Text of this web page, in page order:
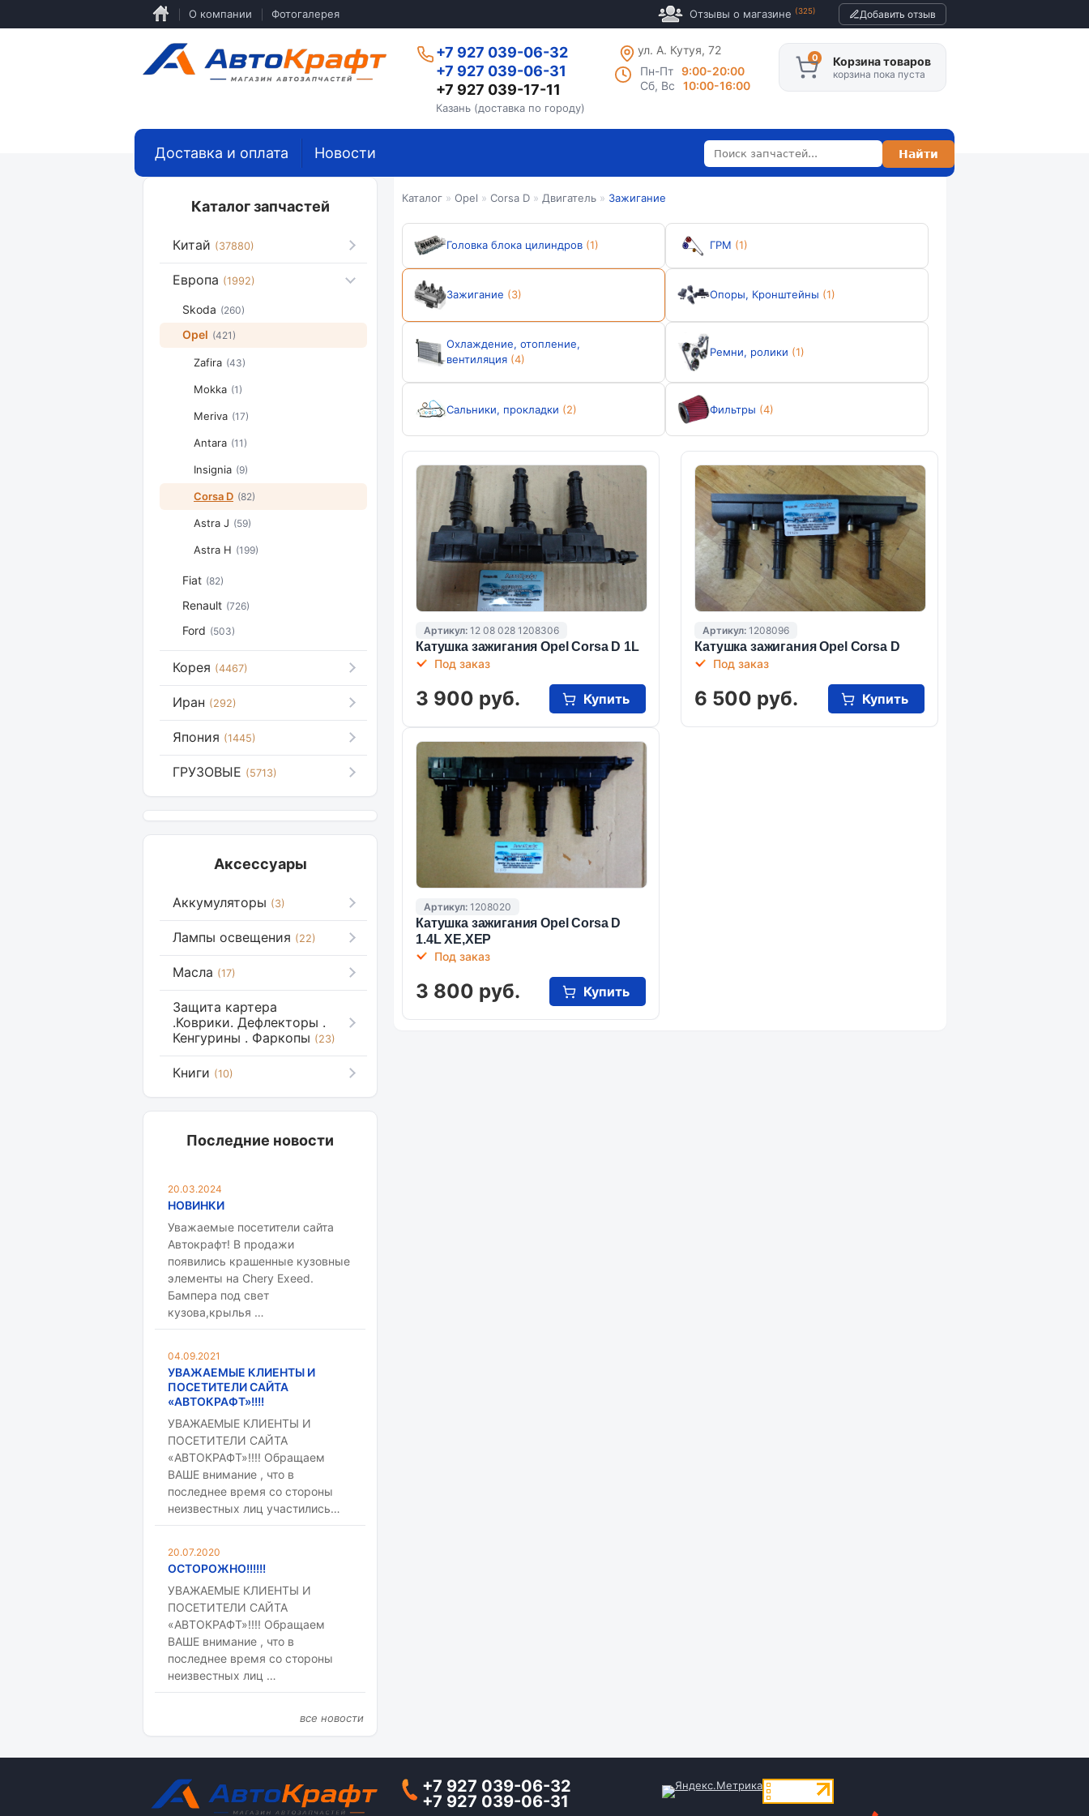
основному
О компании Фотогалерея Отзывы о магазине (325) Добавить отзыв
+7 927 039-06-32
+7 927 039-06-31
+7 927 039-17-11
Казань (доставка по городу)
ул. А. Кутуя, 72
Пн-Пт
9:00-20:00
Сб, Вс
10:00-16:00
Корзина товаров
корзина пока пуста
Каталог » Opel » Corsa D » Двигатель » Зажигание
Головка блока цилиндров (1) ГРМ (1)
Зажигание (3) Опоры, Кронштейны (1)
Охлаждение, отопление,
вентиляция (4)
Ремни, ролики (1)
Сальники, прокладки (2) Фильтры (4)
Артикул: 12 08 028 1208306
Катушка зажигания Opel Corsa D 1L
Под заказ
3 900 руб. Купить
Артикул:1208096
Катушка зажигания Opel Corsa D
Под заказ
6 500 руб. Купить
Артикул: 1208020
Катушка зажигания Opel Corsa D
1.4L XE,XEP
Под заказ
3 800 руб. Купить
Доставка и оплата Новости
Каталог запчастей
Китай (37880)
Европа (1992)
Skoda (260)
Opel (421)
Zafira (43)
Mokka (1)
Meriva (17)
Antara (11)
Insignia (9)
Corsa D (82)
Astra J (59)
Astra H (199)
Fiat (82)
Renault (726)
Ford (503)
Корея (4467)
Иран (292)
Япония (1445)
ГРУЗОВЫЕ (5713)
Аксессуары
Аккумуляторы (3)
Лампы освещения (22)
Масла (17)
Защита картера
.Коврики. Дефлекторы .
Кенгурины . Фаркопы (23)
Книги (10)
Последние новости
20.03.2024
НОВИНКИ
Уважаемые посетители сайта
Автокрафт! В продажи
появились крашенные кузовные
элементы на Chery Exeed.
Бампера под свет
кузова,крылья …
04.09.2021
УВАЖАЕМЫЕ КЛИЕНТЫ И
ПОСЕТИТЕЛИ САЙТА
«АВТОКРАФТ»!!!!
УВАЖАЕМЫЕ КЛИЕНТЫ И
ПОСЕТИТЕЛИ САЙТА
«АВТОКРАФТ»!!!! Обращаем
ВАШЕ внимание , что в
последнее время со стороны
неизвестных лиц участились…
20.07.2020
ОСТОРОЖНО!!!!!!
УВАЖАЕМЫЕ КЛИЕНТЫ И
ПОСЕТИТЕЛИ САЙТА
«АВТОКРАФТ»!!!! Обращаем
ВАШЕ внимание , что в
последнее время со стороны
неизвестных лиц …
все новости
+7 927 039-06-32
+7 927 039-06-31